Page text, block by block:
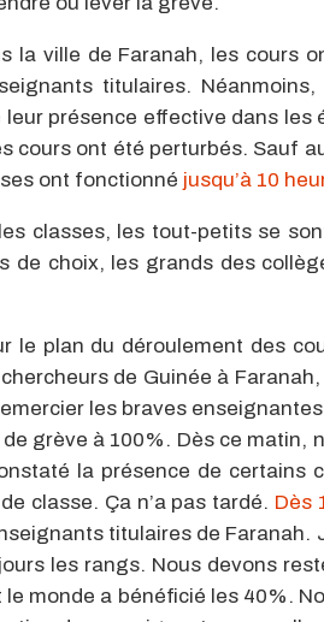
la ville de Faranah, les cours
titulaires.
présence effective dans les
cours ont été perturbés. Sauf
ont fonctionné jusqu’à 10
classes, les tout-petits se
de choix, les grands des
le plan du déroulement des
de Guinée à
les braves
grève à 100%. Dès ce matin,
la présence de certains
classe. Ça n’a pas tardé. Dès
titulaires de Faranah.
les rangs. Nous devons
monde a bénéficié les 40%.